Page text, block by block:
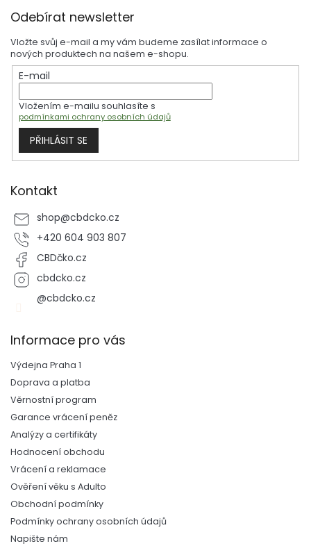
Odebírat newsletter
Vložte svůj e-mail a my vám budeme zasílat informace o
nových produktech na našem e-shopu.
E-mail
Vložením e-mailu souhlasíte s
podmínkami ochrany osobních údajů
PŘIHLÁSIT SE
Kontakt
shop@cbdcko.cz
+420 604 903 807
CBDčko.cz
cbdcko.cz
@cbdcko.cz
Informace pro vás
Výdejna Praha 1
Doprava a platba
Věrnostní program
Garance vrácení peněz
Analýzy a certifikáty
Hodnocení obchodu
Vrácení a reklamace
Ověření věku s Adulto
Obchodní podmínky
Podmínky ochrany osobních údajů
Napište nám